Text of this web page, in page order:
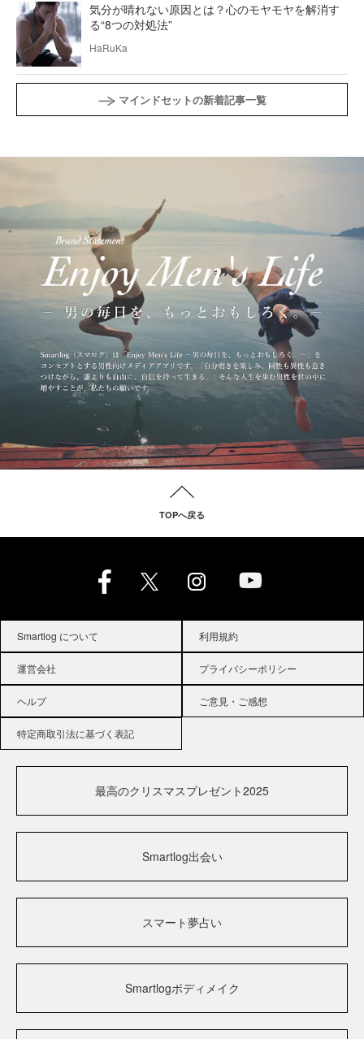
気分が晴れない原因とは？心のモヤモヤを解消す
る“8つの対処法”
HaRuKa
マインドセットの新着記事一覧
TOPへ戻る
Smartlog について 利用規約
運営会社 プライバシーポリシー
ヘルプ ご意見・ご感想
特定商取引法に基づく表記
最高のクリスマスプレゼント2025
Smartlog出会い
スマート夢占い
Smartlogボディメイク